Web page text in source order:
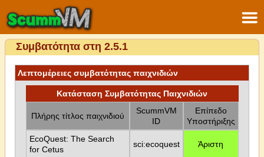
Συμβατότητα στη 2.5.1
Λεπτομέρειες συμβατότητας παιχνιδιών
Κατάσταση Συμβατότητας Παιχνιδιών
Πλήρης τίτλος παιχνιδιού
ScummVM
ID
Επίπεδο
Υποστήριξης
EcoQuest: The Search
for Cetus
sci:ecoquest Άριστη